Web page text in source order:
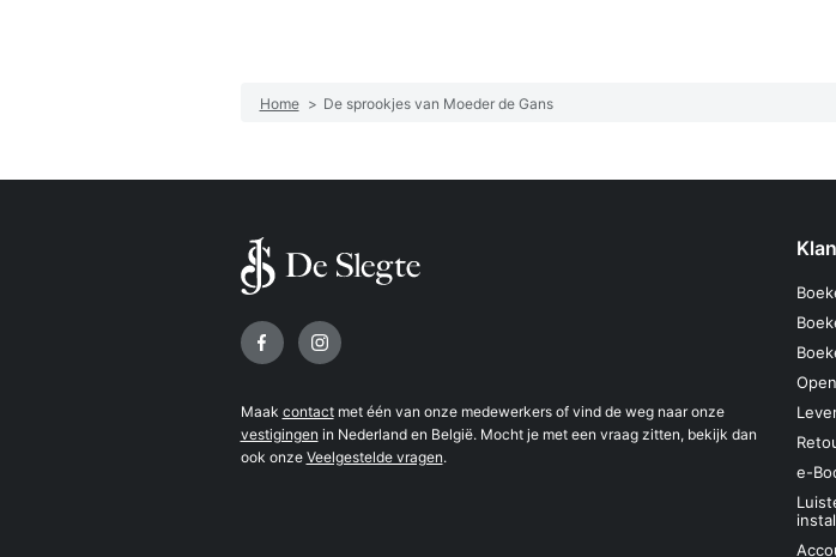
Home > De sprookjes van Moeder de Gans
Volg ons op
Maak contactmet één van onze medewerkers of vind de weg naar onze
vestigingen in Nederland en België. Mocht je met een vraag zitten, bekijk dan
ook onze Veelgestelde vragen.
e-